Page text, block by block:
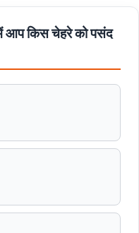
भी अच्छे आचरण के लिए
में तेज होंगे प्रयास :
: मुख्यमंत्री डॉ.
आप किस चेहरे को पसंद